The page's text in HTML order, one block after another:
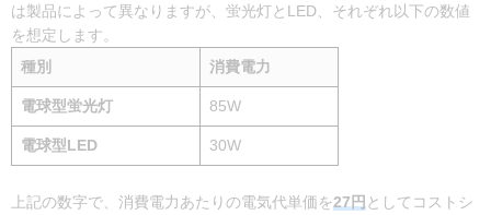
は製品によって異なりますが、蛍光灯とLED、それぞれ以下の数値
を想定します。
種別
消費電力
電球型蛍光灯 85W
電球型LED 30W
上記の数字で、消費電力あたりの電気代単価を27円 としてコストシ